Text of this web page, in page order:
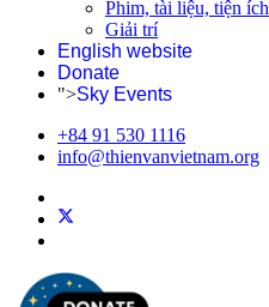
Phim, tài liệu, tiện ích
Giải trí
English website
Donate
">Sky Events
+84 91 530 1116
info@thienvanvietnam.org